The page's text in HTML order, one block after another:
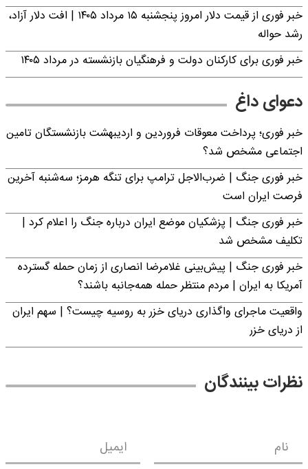
خبر فوری از قیمت دلار امروز پنجشنبه ۱۵ مرداد ۱۴۰۵ | افت دلار آزاد،
رشد حواله
خبر فوری برای کارکنان دولت و فرهنگیان بازنشسته در مرداد ۱۴۰۵
دعوای داغ
خبر فوری؛ پرداخت معوقات فروردین و اردیبهشت بازنشستگان تامین
اجتماعی مشخص شد؟
خبر فوری جنگ | ضرب‌الاجل ترامپ برای تنگه هرمز؛ سه‌شنبه آخرین
فرصت ایران است
خبر فوری جنگ | پزشکیان موضع ایران درباره جنگ را اعلام کرد |
تکلیف مشخص شد
خبر فوری جنگ | پیش‌بینی غلامرضا انصاری از زمان حمله گسترده
آمریکا به ایران | مردم منتظر حمله همه‌جانبه باشند؟
واقعیت ماجرای واگذاری دریای خزر به روسیه چیست؟ | سهم ایران
از دریای خزر
نظرات بینندگان
نام ایمیل